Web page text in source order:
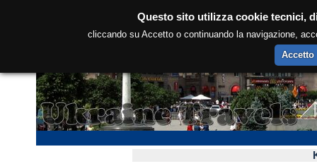
Questo sito utilizza cookie tecnici,
cliccando su Accetto o continuando la navigazione,
Accetto